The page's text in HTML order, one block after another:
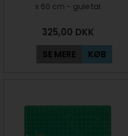
x 60 cm - gule tal
325,00 DKK
SE MERE KØB